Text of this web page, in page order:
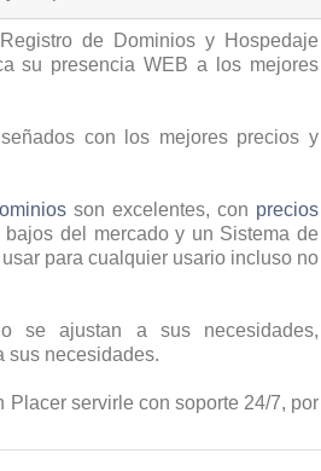
de Dominios y Hospedaje
su presencia WEB a los mejores
con los mejores precios y
son excelentes, con precios
del mercado y un Sistema de
para cualquier usario incluso no
se ajustan a sus necesidades,
sus necesidades.
Placer servirle con soporte 24/7, por